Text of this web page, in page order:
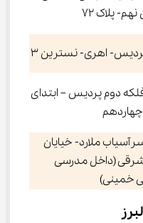
پلاک 72
اهری- نسترین ۳
دوم پردیس – ابتدای
چهاردهم
ملارد- خیایان
(داخل مدرسی
خمینی)